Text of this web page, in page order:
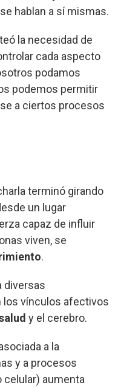
hablan a sí mismas.
la necesidad de
cada aspecto
podamos
podemos permitir
a ciertos procesos
terminó girando
un lugar
capaz de influir
viven, se
.
diversas
los vínculos afectivos
y el cerebro.
a la
y a procesos
aumenta